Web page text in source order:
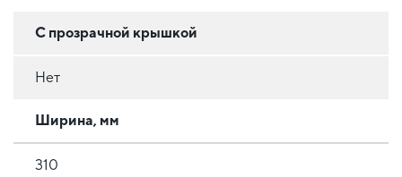
С прозрачной крышкой
Нет
Ширина, мм
310